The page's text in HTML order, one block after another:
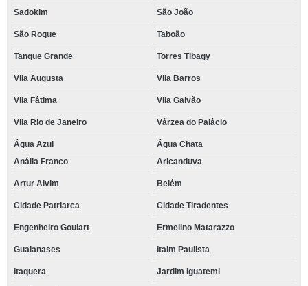
Sadokim São João
São Roque Taboão
Tanque Grande Torres Tibagy
Vila Augusta Vila Barros
Vila Fátima Vila Galvão
Vila Rio de Janeiro Várzea do Palácio
Água Azul
Água Chata
Anália Franco
Aricanduva
Artur Alvim Belém
Cidade Patriarca Cidade Tiradentes
Engenheiro Goulart Ermelino Matarazzo
Guaianases Itaim Paulista
Itaquera Jardim Iguatemi